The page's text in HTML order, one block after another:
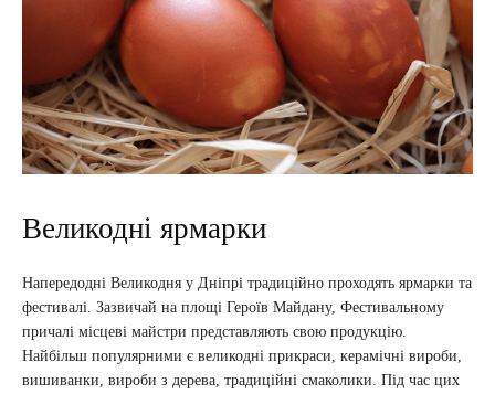
Великодні ярмарки
Напередодні Великодня у Дніпрі традиційно проходять ярмарки та
фестивалі. Зазвичай на площі Героїв Майдану, Фестивальному
причалі місцеві майстри представляють свою продукцію.
Найбільш популярними є великодні прикраси, керамічні вироби,
вишиванки, вироби з дерева, традиційні смаколики. Під час цих